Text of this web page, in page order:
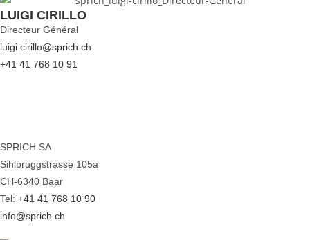
LUIGI CIRILLO
Directeur Général
luigi.cirillo@sprich.ch
+41 41 768 10 91
SPRICH SA
Sihlbruggstrasse 105a
CH-6340 Baar
Tel: +41 41 768 10 90
info@sprich.ch